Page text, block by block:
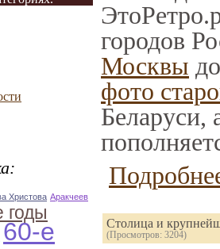
Христова Аракчеев
годы
60-е
городов
Москвы
фото
Беларуси,
Столица и
(Просмотров: 3204)